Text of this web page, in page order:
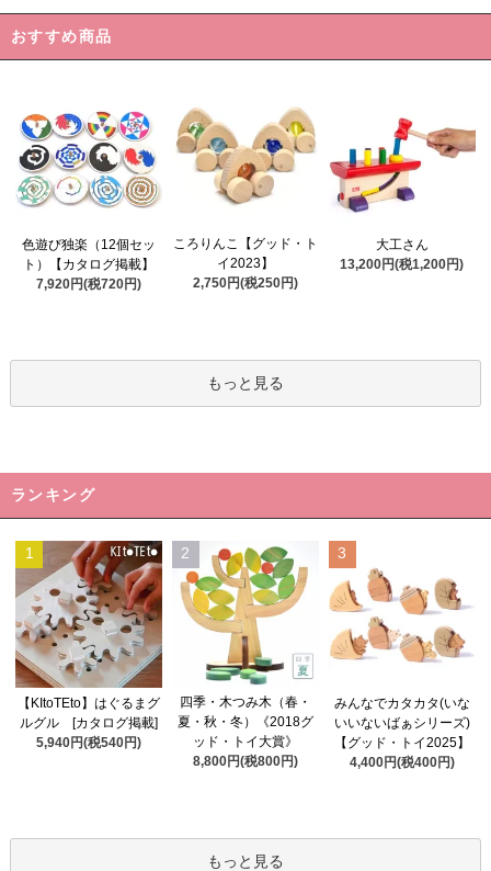
おすすめ商品
色遊び独楽（12個セッ
ト）【カタログ掲載】
7,920円(税720円)
ころりんこ【グッド・ト
イ2023】
2,750円(税250円)
大工さん
13,200円(税1,200円)
もっと見る
ランキング
1
【KItoTEto】はぐるまグ
ルグル [カタログ掲載]
5,940円(税540円)
2
四季・木つみ木（春・
夏・秋・冬）《2018グ
ッド・トイ大賞》
8,800円(税800円)
3
みんなでカタカタ(いな
いいないばぁシリーズ)
【グッド・トイ2025】
4,400円(税400円)
もっと見る